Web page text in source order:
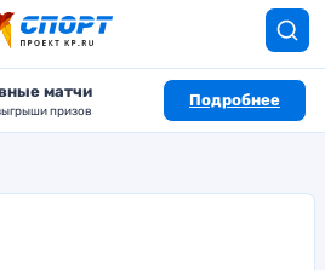
матчи
призов
Подробнее